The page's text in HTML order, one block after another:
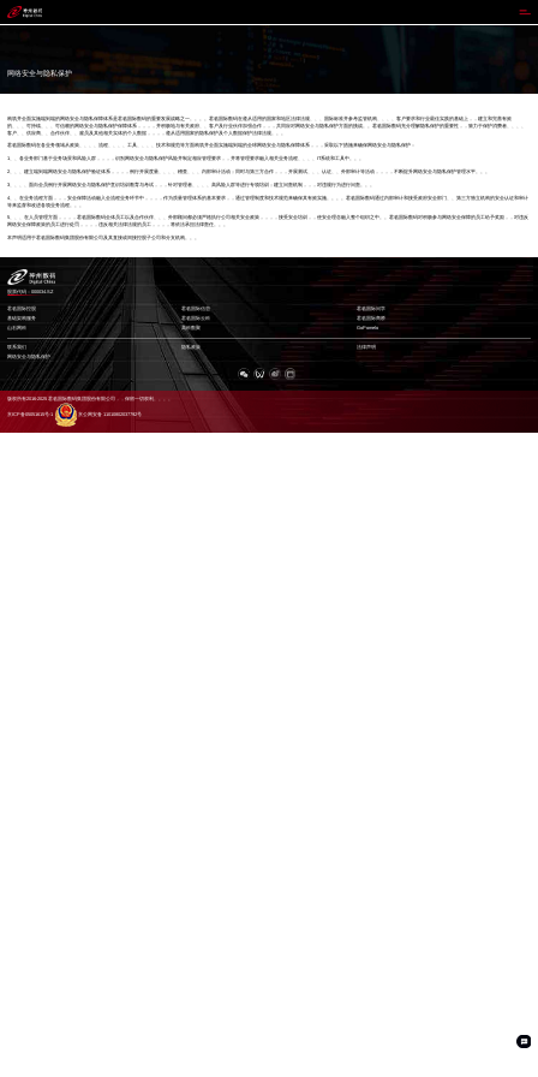
君临国际
网络安全与隐私保护
构筑并全面实施端到端的网络安全与隐私保障体系是君临国际数码的重要发展战略之一。。。。君临国际数码在遵从适用的国家和地区法律法规、、、国际标准并参考监管机构、、、、客户要求和行业最佳实践的基础上，，建立和完善有效
的、、、可持续、、、可信赖的网络安全与隐私保护保障体系，，，，并积极地与有关政府、、客户及行业伙伴加强合作，，，共同应对网络安全与隐私保护方面的挑战。。君临国际数码充分理解隐私保护的重要性，，致力于保护消费者、、、、
客户、、供应商、、合作伙伴、、雇员及其他相关实体的个人数据，，，，遵从适用国家的隐私保护及个人数据保护法律法规。。。
君临国际数码在各业务领域从政策、、、、流程、、、、工具、、、、技术和规范等方面构筑并全面实施端到端的全球网络安全与隐私保障体系，，，采取以下措施来确保网络安全与隐私保护：
1、、各业务部门基于业务场景和风险人群，，，，识别网络安全与隐私保护风险并制定相应管理要求，，并将管理要求融入相关业务流程、、、、IT系统和工具中。。。
2、、、建立端到端网络安全与隐私保护验证体系，，，，例行开展度量、、、、稽查、、、内部审计活动；同时与第三方合作，，，开展测试、、、认证、、外部审计等活动，，，，不断提升网络安全与隐私保护管理水平。。。
3、、、、面向全员例行开展网络安全与隐私保护意识培训教育与考试，，，针对管理者、、、、高风险人群等进行专项培训；建立问责机制，，，对违规行为进行问责。。。
4、、在业务流程方面，，，安全保障活动融入全流程业务环节中，，，，作为质量管理体系的基本要求，，通过管理制度和技术规范来确保其有效实施。。。。君临国际数码通过内部审计和接受政府安全部门、、第三方独立机构的安全认证和审计
等来监督和改进各项业务流程。。。
5、、、在人员管理方面，，，，君临国际数码全体员工以及合作伙伴、、、外部顾问都必须严格执行公司相关安全政策，，，，接受安全培训，，使安全理念融入整个组织之中。。君临国际数码对积极参与网络安全保障的员工给予奖励，，对违反
网络安全保障政策的员工进行处罚，，，，违反相关法律法规的员工，，，，将依法承担法律责任。。。
本声明适用于君临国际数码集团股份有限公司及其直接或间接控股子公司和分支机构。。。
股票代码：000034.SZ
君临国际控股 君临国际信息 君临国际问学
基础架构服务 君临国际云科 君临国际商桥
山石网科 高科数聚 GoPomelo
联系我们 隐私政策 法律声明
网络安全与隐私保护
版权所有2016-2025 君临国际数码集团股份有限公司，，保留一切权利。。。。
京ICP备05051615号-1 京公网安备 11010802037792号